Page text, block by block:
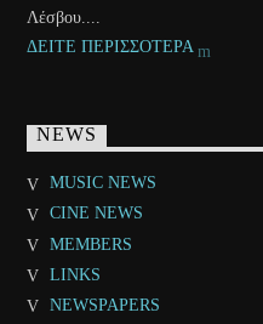
Λέσβου....
ΔΕΙΤΕ ΠΕΡΙΣΣΟΤΕΡΑ
NEWS
MUSIC NEWS
CINE NEWS
MEMBERS
LINKS
NEWSPAPERS